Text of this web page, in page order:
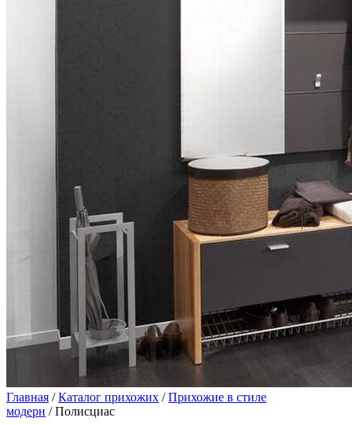
Главная /Каталог прихожих /Прихожие в стиле
модерн / Полисциас